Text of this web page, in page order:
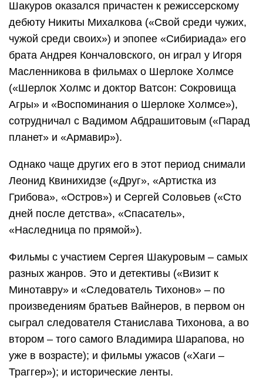
Шакуров оказался причастен к режиссерскому
дебюту Никиты Михалкова («Свой среди чужих,
чужой среди своих») и эпопее «Сибириада» его
брата Андрея Кончаловского, он играл у Игоря
Масленникова в фильмах о Шерлоке Холмсе
(«Шерлок Холмс и доктор Ватсон: Сокровища
Агры» и «Воспоминания о Шерлоке Холмсе»),
сотрудничал с Вадимом Абдрашитовым («Парад
планет» и «Армавир»).
Однако чаще других его в этот период снимали
Леонид Квинихидзе («Друг», «Артистка из
Грибова», «Остров») и Сергей Соловьев («Сто
дней после детства», «Спасатель»,
«Наследница по прямой»).
Фильмы с участием Сергея Шакуровым – самых
разных жанров. Это и детективы («Визит к
Минотавру» и «Следователь Тихонов» – по
произведениям братьев Вайнеров, в первом он
сыграл следователя Станислава Тихонова, а во
втором – того самого Владимира Шарапова, но
уже в возрасте); и фильмы ужасов («Хаги –
Траггер»); и исторические ленты.